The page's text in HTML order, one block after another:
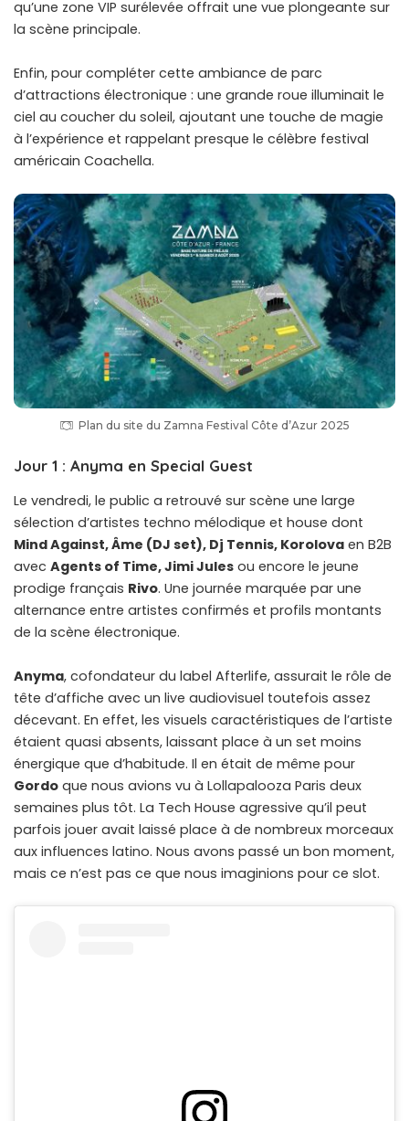
qu’une zone VIP surélevée offrait une vue plongeante sur
la scène principale.
Enfin, pour compléter cette ambiance de parc
d’attractions électronique : une grande roue illuminait le
ciel au coucher du soleil, ajoutant une touche de magie
à l’expérience et rappelant presque le célèbre festival
américain Coachella.
Plan du site du Zamna Festival Côte d’Azur 2025
Jour 1 : Anyma en Special Guest
Le vendredi, le public a retrouvé sur scène une large
sélection d’artistes techno mélodique et house dont
Mind Against, Âme (DJ set), Dj Tennis, Korolova en B2B
avec Agents of Time, Jimi Jules ou encore le jeune
prodige français Rivo. Une journée marquée par une
alternance entre artistes confirmés et profils montants
de la scène électronique.
Anyma, cofondateur du label Afterlife, assurait le rôle de
tête d’affiche avec un live audiovisuel toutefois assez
décevant. En effet, les visuels caractéristiques de l’artiste
étaient quasi absents, laissant place à un set moins
énergique que d’habitude. Il en était de même pour
Gordo que nous avions vu à Lollapalooza Paris deux
semaines plus tôt. La Tech House agressive qu’il peut
parfois jouer avait laissé place à de nombreux morceaux
aux influences latino. Nous avons passé un bon moment,
mais ce n’est pas ce que nous imaginions pour ce slot.